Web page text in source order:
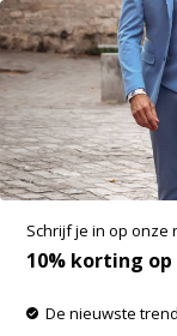
SUMMER SALE:
Superdry
-
Filters
Schrijf je in op onze
10% korting
De nieuwste